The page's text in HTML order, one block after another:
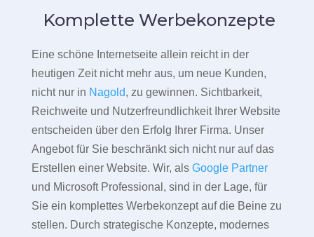
Komplette Werbekonzepte
Eine schöne Internetseite allein reicht in der
heutigen Zeit nicht mehr aus, um neue Kunden,
nicht nur in Nagold, zu gewinnen. Sichtbarkeit,
Reichweite und Nutzerfreundlichkeit Ihrer Website
entscheiden über den Erfolg Ihrer Firma. Unser
Angebot für Sie beschränkt sich nicht nur auf das
Erstellen einer Website. Wir, als Google Partner
und Microsoft Professional, sind in der Lage, für
Sie ein komplettes Werbekonzept auf die Beine zu
stellen. Durch strategische Konzepte, modernes